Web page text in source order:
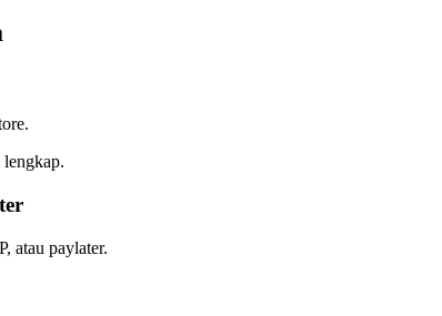
atau paylater.